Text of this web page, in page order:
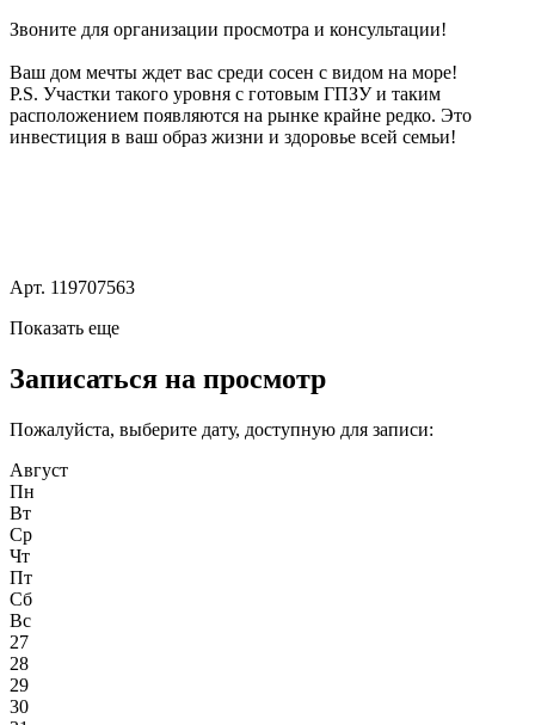
Звоните для организации просмотра и консультации!
Ваш дом мечты ждет вас среди сосен с видом на море!
P.S. Участки такого уровня с готовым ГПЗУ и таким
расположением появляются на рынке крайне редко. Это
инвестиция в ваш образ жизни и здоровье всей семьи!
Арт. 119707563
Показать еще
Записаться на просмотр
Пожалуйста, выберите дату, доступную для записи:
Август
Пн
Вт
Ср
Чт
Пт
Сб
Вс
27
28
29
30